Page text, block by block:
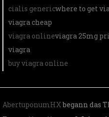
cialis genericwhere to get
viagra cheap
viagra onlineviagra 25mg
viagra
buy viagra online
AbertuponumHXbegann das